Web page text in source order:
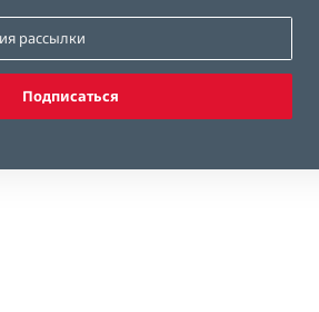
Подписаться